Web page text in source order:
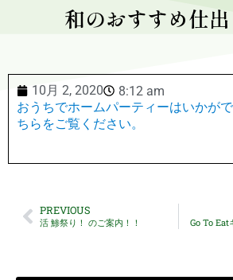
和のおすすめ仕
10月 2, 2020
8:12 am
おうちでホームパーティーはいかが
ちらをご覧ください。
PREVIOUS
活 鯵祭り！ のご案内！！ Go To Eat